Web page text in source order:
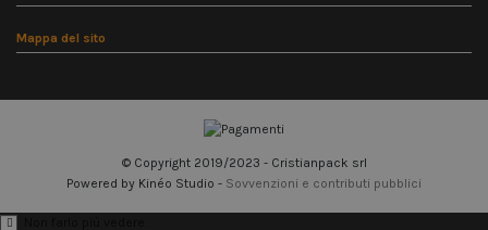
Mappa del sito
© Copyright 2019/2023 - Cristianpack srl
Powered by Kinéo Studio - Sovvenzioni e contributi pubblici